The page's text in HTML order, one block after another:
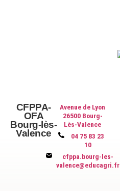
CFPPA-
OFA
Bourg-lès-
Valence
Avenue de Lyon
26500 Bourg-
Lès-Valence
04 75 83 23
10
cfppa.bourg-les-
valence@educagri.fr